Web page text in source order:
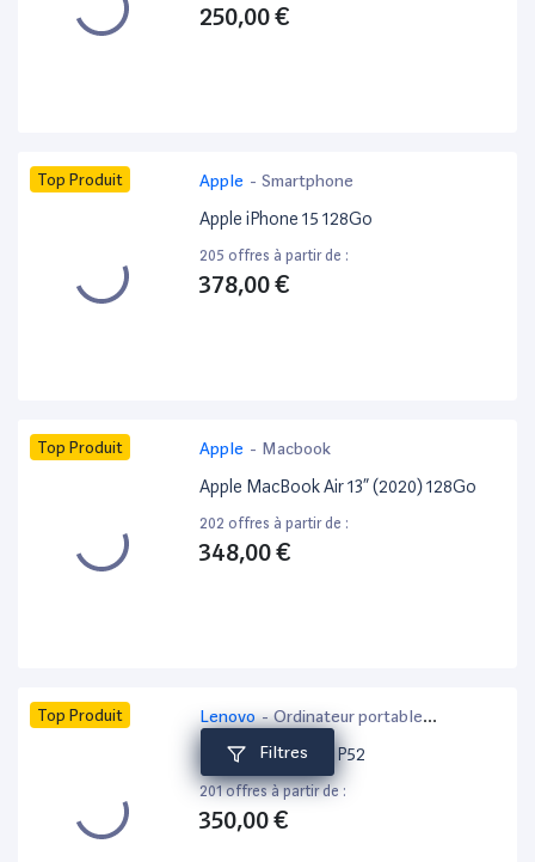
Filtres
250,00 €
Top Produit Apple - Smartphone
Apple iPhone 15 128Go
205 offres à partir de :
378,00 €
Top Produit Apple - Macbook
Apple MacBook Air 13” (2020) 128Go
202 offres à partir de :
348,00 €
Top Produit Lenovo- Ordinateur portable
bureautique
Lenovo ThinkPad P52
201 offres à partir de :
350,00 €